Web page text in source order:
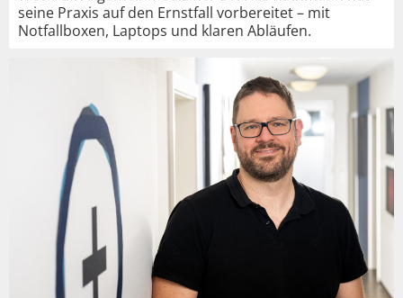
seine Praxis auf den Ernstfall vorbereitet – mit
Notfallboxen, Laptops und klaren Abläufen.